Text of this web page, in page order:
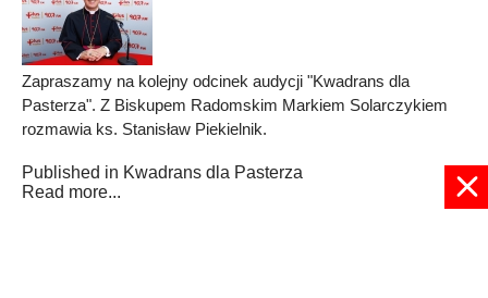
Zapraszamy na kolejny odcinek audycji "Kwadrans dla
Pasterza". Z Biskupem Radomskim Markiem Solarczykiem
rozmawia ks. Stanisław Piekielnik.
Published in Kwadrans dla Pasterza
Read more...